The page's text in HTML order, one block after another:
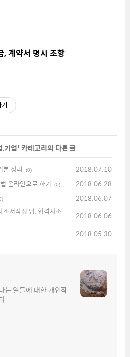
, 계약서 명시 조항
기
,기업' 카테고리의 다른 글
본 정리 (0)
2018.07.10
온라인으로 하기
(0)
2018.06.28
2018.06.07
소서작성 팁, 합격자소
2018.06.06
2018.05.30
는 일들에 대한 개인적
.